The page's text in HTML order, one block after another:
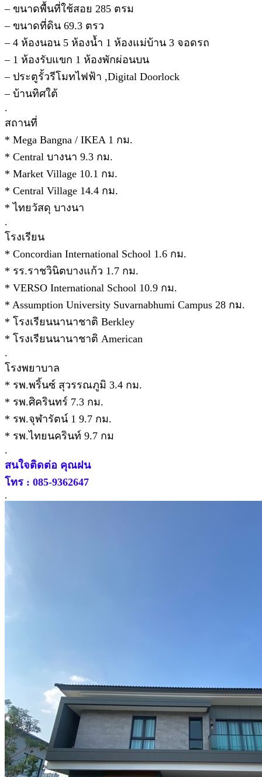
– ขนาดพื้นที่ใช้สอย 285 ตรม
– ขนาดที่ดิน 69.3 ตรว
– 4 ห้องนอน 5 ห้องน้ำ 1 ห้องแม่บ้าน 3 จอดรถ
– 1 ห้องรับแขก 1 ห้องพักผ่อนบน
– ประตูรั้วรีโมทไฟฟ้า ,Digital Doorlock
– บ้านทิศใต้
.
สถานที่
* Mega Bangna / IKEA 1 กม.
* Central บางนา 9.3 กม.
* Market Village 10.1 กม.
* Central Village 14.4 กม.
* ไทยวัสดุ บางนา
.
โรงเรียน
* Concordian International School 1.6 กม.
* รร.ราชวินิตบางแก้ว 1.7 กม.
* VERSO International School 10.9 กม.
* Assumption University Suvarnabhumi Campus 28 กม.
* โรงเรียนนานาชาติ Berkley
* โรงเรียนนานาชาติ American
.
โรงพยาบาล
* รพ.พริ้นซ์ สุวรรณภูมิ 3.4 กม.
* รพ.ศิครินทร์ 7.3 กม.
* รพ.จุฬารัตน์ 1 9.7 กม.
* รพ.ไทยนครินท์ 9.7 กม
.
สนใจติดต่อ คุณฝน
โทร : 085-9362647
.